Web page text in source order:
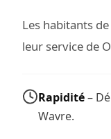
Les habitants
leur service de
Rapidité–
Wavre.